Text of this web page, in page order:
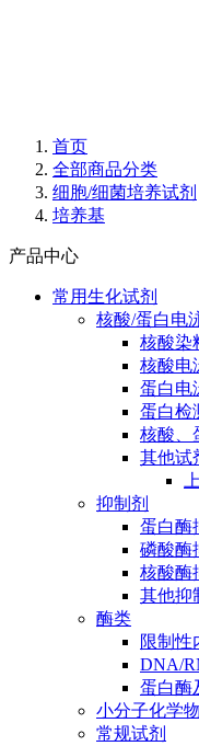
首页
全部商品分类
细胞/细菌培养试剂
培养基
产品中心
常用生化试剂
核酸/蛋白电
核酸染
核酸电
蛋白电
蛋白检
核酸、
其他试
抑制剂
蛋白酶
磷酸酶
核酸酶
其他抑
酶类
限制性
DNA/
蛋白酶
小分子化学物
常规试剂